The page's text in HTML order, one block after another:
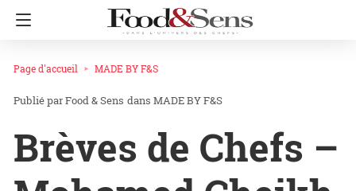
Page d'accueil MADE BY F&S
Food & Sens dans MADE BY F&S
Brèves de Chefs –